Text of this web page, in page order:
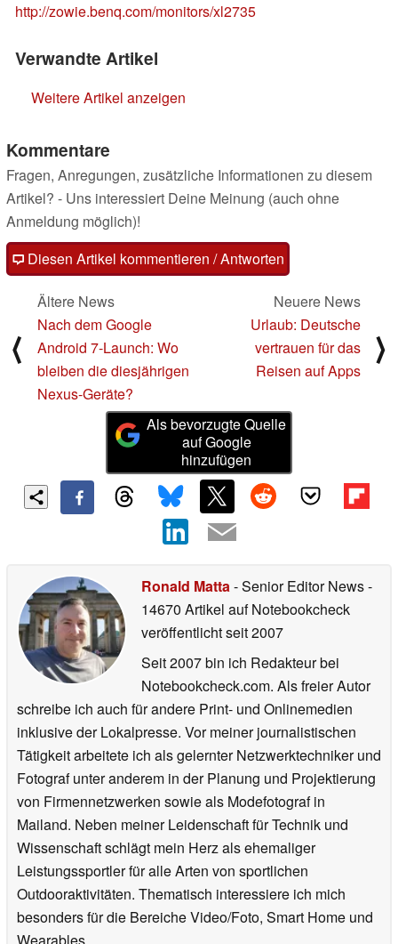
http://zowie.benq.com/monitors/xl2735
Verwandte Artikel
Weitere Artikel anzeigen
Kommentare
Fragen, Anregungen, zusätzliche Informationen zu diesem
Artikel? - Uns interessiert Deine Meinung (auch ohne
Anmeldung möglich)!
Diesen Artikel kommentieren / Antworten
⟨
Ältere News
Nach dem Google
Android 7-Launch: Wo
bleiben die diesjährigen
Nexus-Geräte?
Neuere News
Urlaub: Deutsche
vertrauen für das
Reisen auf Apps
⟩
Als bevorzugte Quelle
auf Google
hinzufügen
Ronald Matta- Senior Editor News-
14670 Artikel auf Notebookcheck
veröffentlichtseit 2007
Seit 2007 bin ich Redakteur bei
Notebookcheck.com. Als freier Autor
schreibe ich auch für andere Print- und Onlinemedien
inklusive der Lokalpresse. Vor meiner journalistischen
Tätigkeit arbeitete ich als gelernter Netzwerktechniker und
Fotograf unter anderem in der Planung und Projektierung
von Firmennetzwerken sowie als Modefotograf in
Mailand. Neben meiner Leidenschaft für Technik und
Wissenschaft schlägt mein Herz als ehemaliger
Leistungssportler für alle Arten von sportlichen
Outdooraktivitäten. Thematisch interessiere ich mich
besonders für die Bereiche Video/Foto, Smart Home und